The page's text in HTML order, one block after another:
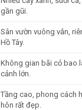
gần gũi.
Sân vườn vuông vắn,
Hồ Tây.
Không gian bãi cỏ bao
cảnh lớn.
Tầng cao, phong cách
hôn rất đẹp.